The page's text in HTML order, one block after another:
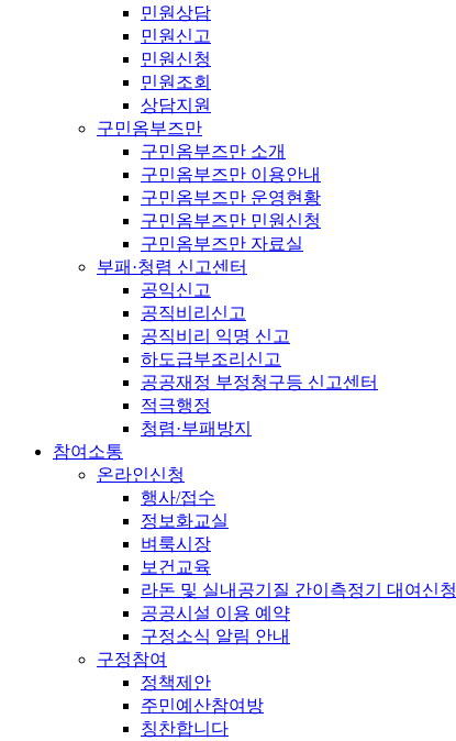
민원상담
민원신고
민원신청
민원조회
상담지원
구민옴부즈만
구민옴부즈만 소개
구민옴부즈만 이용안내
구민옴부즈만 운영현황
구민옴부즈만 민원신청
구민옴부즈만 자료실
부패·청렴 신고센터
공익신고
공직비리신고
공직비리 익명 신고
하도급부조리신고
공공재정 부정청구등 신고센터
적극행정
청렴·부패방지
참여소통
온라인신청
행사/접수
정보화교실
벼룩시장
보건교육
라돈 및 실내공기질 간이측정기 대여신청
공공시설 이용 예약
구정소식 알림 안내
구정참여
정책제안
주민예산참여방
칭찬합니다